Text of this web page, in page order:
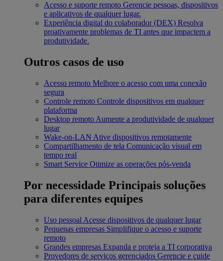
Acesso e suporte remoto Gerencie pessoas, dispositivos
e aplicativos de qualquer lugar.
Experiência digital do colaborador (DEX) Resolva
proativamente problemas de TI antes que impactem a
produtividade.
Outros casos de uso
Acesso remoto Melhore o acesso com uma conexão
segura
Controle remoto Controle dispositivos em qualquer
plataforma
Desktop remoto Aumente a produtividade de qualquer
lugar
Wake-on-LAN Ative dispositivos remotamente
Compartilhamento de tela Comunicação visual em
tempo real
Smart Service Otimize as operações pós-venda
Por necessidade Principais soluções
para diferentes equipes
Uso pessoal Acesse dispositivos de qualquer lugar
Pequenas empresas Simplifique o acesso e suporte
remoto
Grandes empresas Expanda e proteja a TI corporativa
Provedores de serviços gerenciados Gerencie e cuide